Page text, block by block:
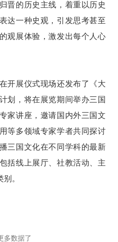
晋的历史主线，着重以历史
达一种史观，引发思考甚至
观展体验，激发出每个人心
开展仪式现场还发布了《大
划，将在展览期间举办三国
家讲座，邀请国内外三国文
等多领域专家学者共同探讨
三国文化在不同学科的最新
括线上展厅、社教活动、主
。
多数据了